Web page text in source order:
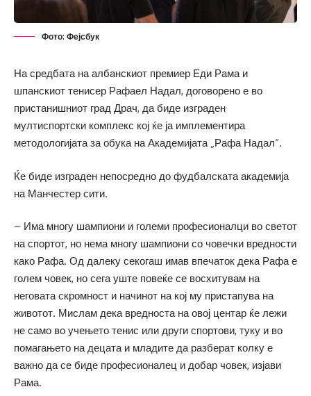
Фото: Фејсбук
На средбата на албанскиот премиер Еди Рама и
шпанскиот тенисер Рафаел Надал, договорено е во
пристанишниот град Драч, да биде изграден
мултиспортски комплекс кој ќе ја имплементира
методологијата за обука на Академијата „Рафа Надал“.
Ќе биде изграден непосредно до фудбалската академија
на Манчестер сити.
– Има многу шампиони и големи професионалци во светот
на спортот, но нема многу шампиони со човечки вредности
како Рафа. Од далеку секогаш имав впечаток дека Рафа е
голем човек, но сега уште повеќе се восхитувам на
неговата скромност и начинот на кој му пристапува на
животот. Мислам дека вредноста на овој центар ќе лежи
не само во учењето тенис или други спортови, туку и во
помагањето на децата и младите да разберат колку е
важно да се биде професионалец и добар човек, изјави
Рама.